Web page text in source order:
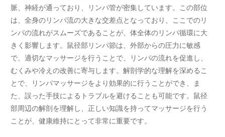
脈、神経が通っており、リンパ管が密集しています。この部位
は、全身のリンパ流の大きな交差点となっており、ここでのリ
ンパの流れがスムーズであることが、体全体のリンパ循環に大
きく影響します。鼠径部リンパ節は、外部からの圧力に敏感
で、適切なマッサージを行うことで、リンパの流れを促進し、
むくみや冷えの改善に寄与します。解剖学的な理解を深めるこ
とで、リンパマッサージをより効果的に行うことができ、ま
た、誤った手技によるトラブルを避けることも可能です。鼠径
部周辺の解剖を理解し、正しい知識を持ってマッサージを行う
ことが、健康維持にとって非常に重要です。